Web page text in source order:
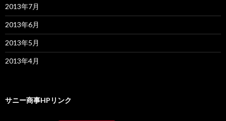
2013年7月
2013年6月
2013年5月
2013年4月
サニー商事HPリンク